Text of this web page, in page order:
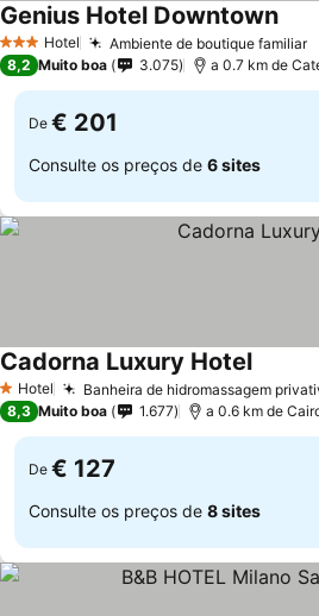
3 EstrelasHotel Ambiente de boutique familiar
Genius Hotel Downtown
8,2 Muito boa 3.075 a 0.7 km de
De € 201
Consulte os preços de 6 sites
1 Estrelas
Hotel Banheira de hidromassagem
Cadorna Luxury Hotel
8,3 Muito boa 1.677 a 0.6 km de
De € 127
Consulte os preços de 8 sites